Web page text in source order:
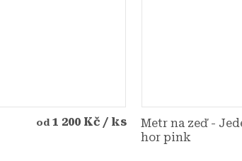
od 1 200 Kč / ks
Metr na zeď -
hor pink